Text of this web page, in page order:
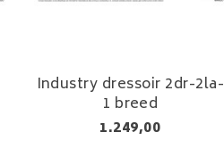
Industry dressoir 2dr-2la-
1 breed
1.249,00